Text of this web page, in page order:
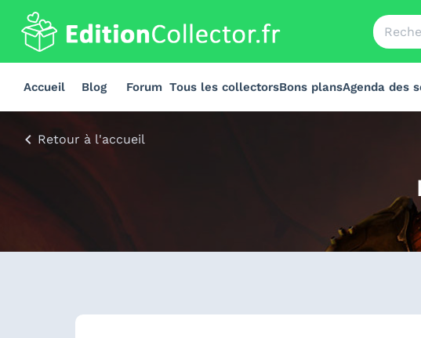
Accueil Blog Forum Tous les collectorsBons plansAgenda des
Retour à l'accueil